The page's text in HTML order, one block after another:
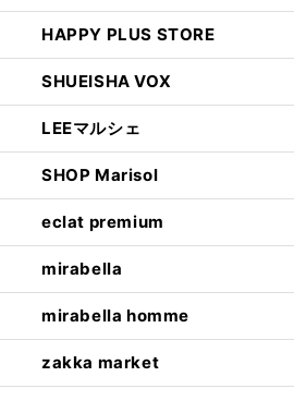
HAPPY PLUS STORE
SHUEISHA VOX
LEEマルシェ
SHOP Marisol
eclat premium
mirabella
mirabella homme
zakka market